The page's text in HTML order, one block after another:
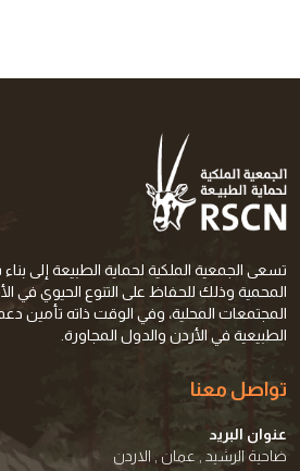
تسعى الجمعية الملكية لحماية الطبيعة إلى
المحمية وذلك للحفاظ على التنوع الحيوي في
المجتمعات المحلية، وفي الوقت ذاته تأمين
الطبيعية في الأردن والدول المجاورة.
تواصل معنا
عنوان البريد
ضاحية الرشيد , عمان , الاردن